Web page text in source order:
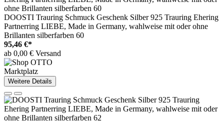
DOOSTI Trauring Schmuck Geschenk Silber 925 Trauring Ehering
Partnerring LIEBE, Made in Germany, wahlweise mit oder ohne
Brillanten silberfarben 60
95,46 €*
ab 0,00 € Versand
Marktplatz
Weitere Details